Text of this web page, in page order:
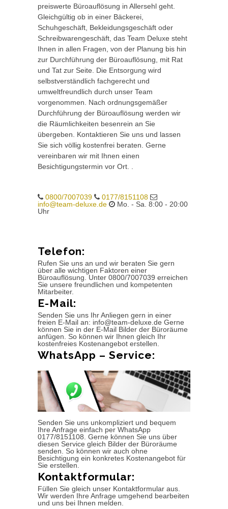
preiswerte Büroauflösung in Allersehl geht.
Gleichgültig ob in einer Bäckerei,
Schuhgeschäft, Bekleidungsgeschäft oder
Schreibwarengeschäft, das Team Deluxe steht
Ihnen in allen Fragen, von der Planung bis hin
zur Durchführung der Büroauflösung, mit Rat
und Tat zur Seite. Die Entsorgung wird
selbstverständlich fachgerecht und
umweltfreundlich durch unser Team
vorgenommen. Nach ordnungsgemäßer
Durchführung der Büroauflösung werden wir
die Räumlichkeiten besenrein an Sie
übergeben. Kontaktieren Sie uns und lassen
Sie sich völlig kostenfrei beraten. Gerne
vereinbaren wir mit Ihnen einen
Besichtigungstermin vor Ort. .
0800/7007039
0177/8151108
info@team-deluxe.de
Mo. - Sa. 8:00 - 20:00
Uhr
Telefon:
Rufen Sie uns an und wir beraten Sie gern
über alle wichtigen Faktoren einer
Büroauflösung. Unter 0800/7007039 erreichen
Sie unsere freundlichen und kompetenten
Mitarbeiter.
E-Mail:
Senden Sie uns Ihr Anliegen gern in einer
freien E-Mail an: info@team-deluxe.de Gerne
können Sie in der E-Mail Bilder der Büroräume
anfügen. So können wir Ihnen gleich Ihr
kostenfreies Kostenangebot erstellen.
WhatsApp – Service:
Senden Sie uns unkompliziert und bequem
Ihre Anfrage einfach per WhatsApp
0177/8151108. Gerne können Sie uns über
diesen Service gleich Bilder der Büroräume
senden. So können wir auch ohne
Besichtigung ein konkretes Kostenangebot für
Sie erstellen.
Kontaktformular:
Füllen Sie gleich unser Kontaktformular aus.
Wir werden Ihre Anfrage umgehend bearbeiten
und uns bei Ihnen melden.